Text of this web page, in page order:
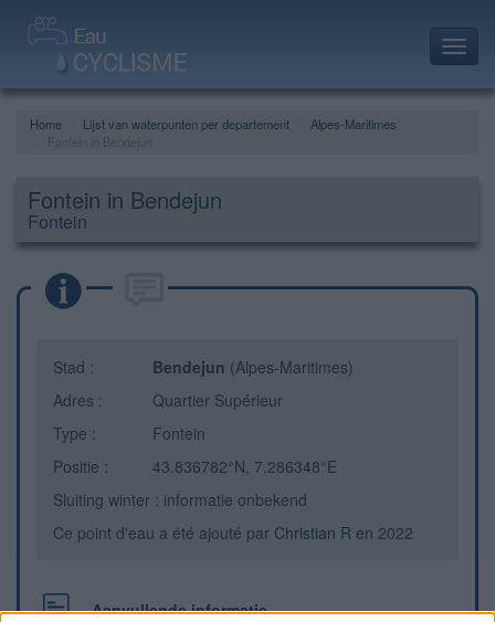
Home Lijst van waterpunten per departement
Alpes-Maritimes
Fontein in Bendejun
Fontein
Stad : Bendejun (Alpes-Maritimes)
Adres :
Quartier Supérieur
Type :
Fontein
Positie :
43.836782°N, 7.286348°E
Sluiting winter : informatie onbekend
Ce point d'eau a été ajouté par Christian R en 2022
Aanvullende informatie